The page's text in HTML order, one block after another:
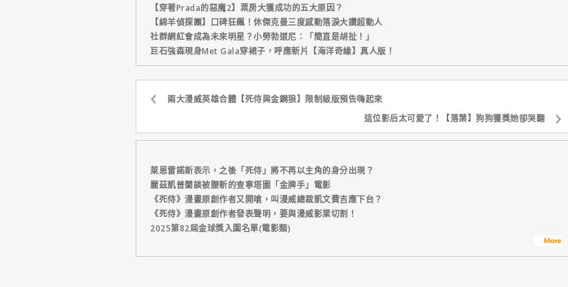
【穿著Prada的惡魔2】票房大獲成功的五大原因？
【綿羊偵探團】口碑狂飆！休傑克曼三度感動落淚大讚超動人
社群網紅會成為未來明星？小勞勃道尼：「簡直是胡扯！」
巨石強森現身Met Gala穿裙子，呼應新片【海洋奇緣】真人版！
兩大漫威英雄合體【死侍與金鋼狼】限制級版預告嗨起來
這位影后太可愛了！【落葉】狗狗獲獎她卻哭翻
萊恩雷諾斯表示，之後「死侍」將不再以主角的身分出現？
麗茲凱普蘭談被腰斬的查寧塔圖「金牌手」電影
《死侍》漫畫原創作者又開嗆，叫漫威總裁凱文費吉應下台？
《死侍》漫畫原創作者發表聲明，要與漫威影業切割！
2025第82屆金球獎入圍名單(電影類)